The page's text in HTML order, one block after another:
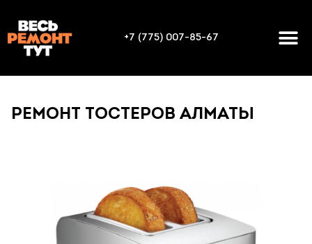
+7 (775) 007-85-67
РЕМОНТ ТОСТЕРОВ АЛМАТЫ